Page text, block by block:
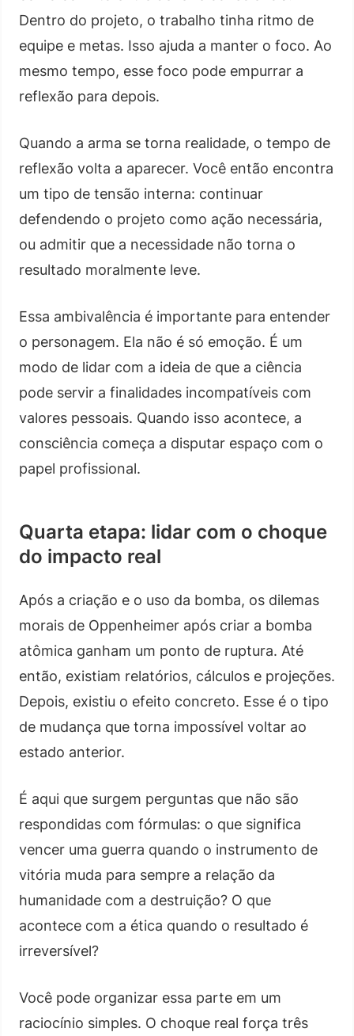
Dentro do projeto, o trabalho tinha ritmo de
equipe e metas. Isso ajuda a manter o foco. Ao
mesmo tempo, esse foco pode empurrar a
reflexão para depois.
Quando a arma se torna realidade, o tempo de
reflexão volta a aparecer. Você então encontra
um tipo de tensão interna: continuar
defendendo o projeto como ação necessária,
ou admitir que a necessidade não torna o
resultado moralmente leve.
Essa ambivalência é importante para entender
o personagem. Ela não é só emoção. É um
modo de lidar com a ideia de que a ciência
pode servir a finalidades incompatíveis com
valores pessoais. Quando isso acontece, a
consciência começa a disputar espaço com o
papel profissional.
Quarta etapa: lidar com o choque
do impacto real
Após a criação e o uso da bomba, os dilemas
morais de Oppenheimer após criar a bomba
atômica ganham um ponto de ruptura. Até
então, existiam relatórios, cálculos e projeções.
Depois, existiu o efeito concreto. Esse é o tipo
de mudança que torna impossível voltar ao
estado anterior.
É aqui que surgem perguntas que não são
respondidas com fórmulas: o que significa
vencer uma guerra quando o instrumento de
vitória muda para sempre a relação da
humanidade com a destruição? O que
acontece com a ética quando o resultado é
irreversível?
Você pode organizar essa parte em um
raciocínio simples. O choque real força três